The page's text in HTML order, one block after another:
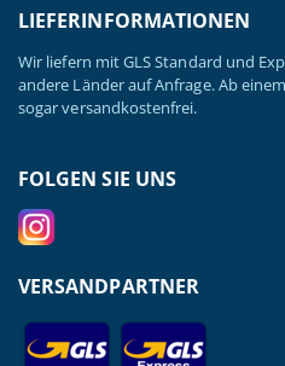
LIEFERINFORMATIONEN
Wir liefern mit GLS Standard und
andere Länder auf Anfrage. Ab
sogar versandkostenfrei.
FOLGEN SIE UNS
VERSANDPARTNER